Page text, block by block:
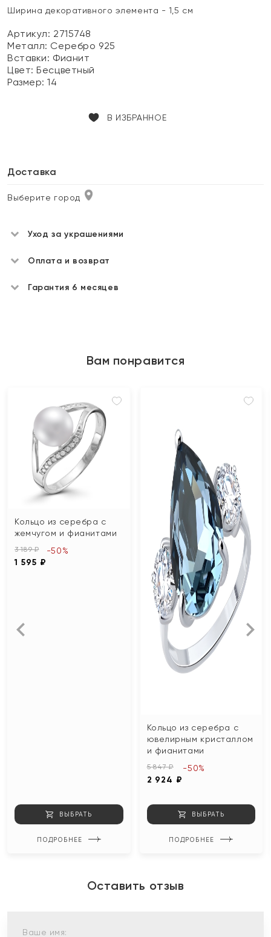
Ширина декоративного элемента - 1,5 см
Артикул: 2715748
Металл: Серебро 925
Вставки: Фианит
Цвет:Бесцветный
Размер:14
В ИЗБРАННОЕ
Доставка
Выберите город
Уход за украшениями
Оплата и возврат
Гарантия 6 месяцев
Вам понравится
Кольцо из серебра с
жемчугом и фианитами
3 189 ₽
1 595 ₽
-50%
ВЫБРАТЬ
ПОДРОБНЕЕ
Кольцо из серебра с
ювелирным кристаллом
и фианитами
5 847 ₽
2 924 ₽
-50%
ВЫБРАТЬ
ПОДРОБНЕЕ
Оставить отзыв
Ваше имя: